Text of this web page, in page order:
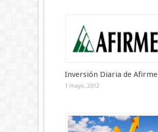
Inversión Diaria de Afirme
1 mayo, 2012